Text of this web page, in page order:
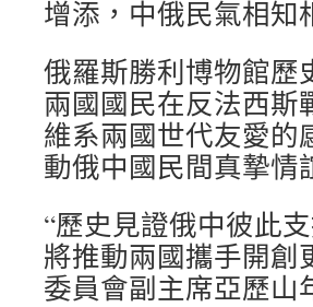
增添，中俄民氣相知
俄羅斯勝利博物館歷
兩國國民在反法西斯
維系兩國世代友愛的
動俄中國民間真摯情
“歷史見證俄中彼此
將推動兩國攜手開創
委員會副主席亞歷山